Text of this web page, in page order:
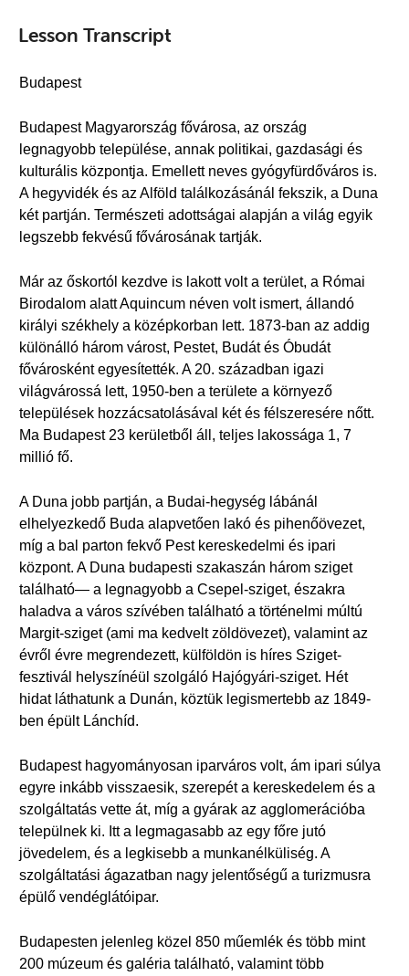
Lesson Transcript
Budapest
Budapest Magyarország fővárosa, az ország
legnagyobb települése, annak politikai, gazdasági és
kulturális központja. Emellett neves gyógyfürdőváros is.
A hegyvidék és az Alföld találkozásánál fekszik, a Duna
két partján. Természeti adottságai alapján a világ egyik
legszebb fekvésű fővárosának tartják.
Már az őskortól kezdve is lakott volt a terület, a Római
Birodalom alatt Aquincum néven volt ismert, állandó
királyi székhely a középkorban lett. 1873-ban az addig
különálló három várost, Pestet, Budát és Óbudát
fővárosként egyesítették. A 20. században igazi
világvárossá lett, 1950-ben a területe a környező
települések hozzácsatolásával két és félszeresére nőtt.
Ma Budapest 23 kerületből áll, teljes lakossága 1, 7
millió fő.
A Duna jobb partján, a Budai-hegység lábánál
elhelyezkedő Buda alapvetően lakó és pihenőövezet,
míg a bal parton fekvő Pest kereskedelmi és ipari
központ. A Duna budapesti szakaszán három sziget
található— a legnagyobb a Csepel-sziget, északra
haladva a város szívében található a történelmi múltú
Margit-sziget (ami ma kedvelt zöldövezet), valamint az
évről évre megrendezett, külföldön is híres Sziget-
fesztivál helyszínéül szolgáló Hajógyári-sziget. Hét
hidat láthatunk a Dunán, köztük legismertebb az 1849-
ben épült Lánchíd.
Budapest hagyományosan iparváros volt, ám ipari súlya
egyre inkább visszaesik, szerepét a kereskedelem és a
szolgáltatás vette át, míg a gyárak az agglomerációba
települnek ki. Itt a legmagasabb az egy főre jutó
jövedelem, és a legkisebb a munkanélküliség. A
szolgáltatási ágazatban nagy jelentőségű a turizmusra
épülő vendéglátóipar.
Budapesten jelenleg közel 850 műemlék és több mint
200 múzeum és galéria található, valamint több